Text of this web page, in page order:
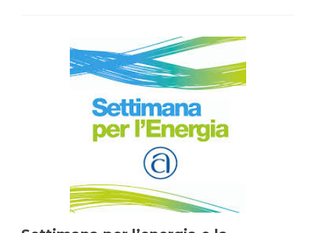
materia
di
abbandono
dei
rifiuti